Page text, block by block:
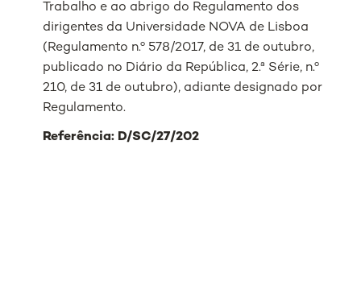
Trabalho e ao abrigo do Regulamento dos
dirigentes da Universidade NOVA de Lisboa
(Regulamento n.º 578/2017, de 31 de outubro,
publicado no Diário da República, 2.ª Série, n.º
210, de 31 de outubro), adiante designado por
Regulamento.
Referência: D/SC/27/202